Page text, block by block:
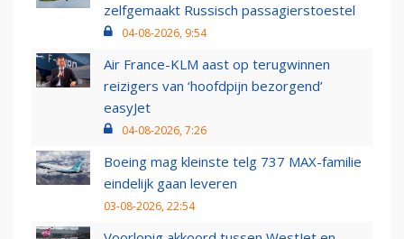
zelfgemaakt Russisch passagierstoestel
04-08-2026, 9:54
Air France-KLM aast op terugwinnen
reizigers van ‘hoofdpijn bezorgend’
easyJet
04-08-2026, 7:26
Boeing mag kleinste telg 737 MAX-familie
eindelijk gaan leveren
03-08-2026, 22:54